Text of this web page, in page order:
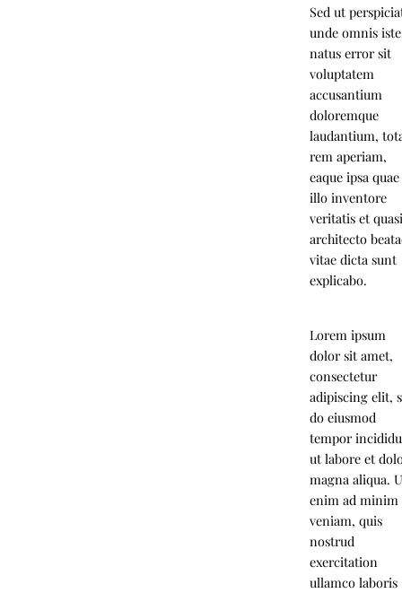
Sed ut
unde omnis iste
natus error sit
voluptatem
accusantium
doloremque
laudantium,
rem aperiam,
eaque ipsa
illo inventore
veritatis et
architecto
vitae dicta sunt
explicabo.
Lorem ipsum
dolor sit amet,
consectetur
adipiscing elit,
do eiusmod
tempor
ut labore et
magna aliqua.
enim ad minim
veniam, quis
nostrud
exercitation
ullamco laboris